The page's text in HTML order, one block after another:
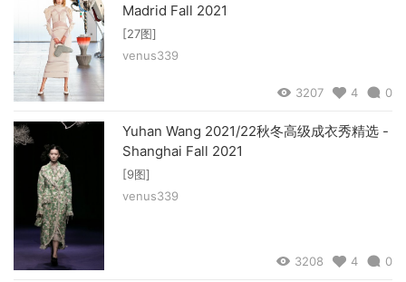
Madrid Fall 2021
[27图]
venus339
3207 4 0
Yuhan Wang 2021/22秋冬高级成衣秀精选 -
Shanghai Fall 2021
[9图]
venus339
3208 4 0